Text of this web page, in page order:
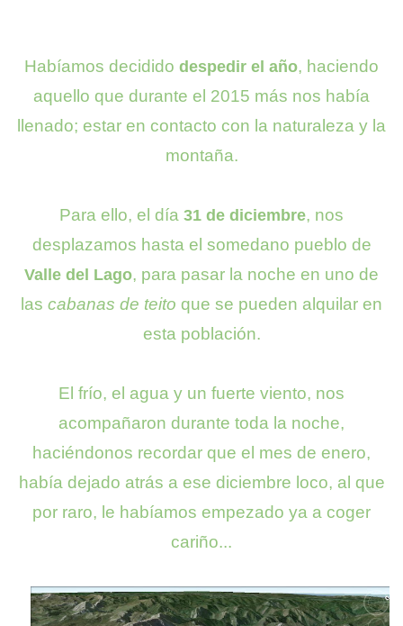
Habíamos decidido despedir el año, haciendo
aquello que durante el 2015 más nos había
llenado; estar en contacto con la naturaleza y la
montaña.
Para ello, el día 31 de diciembre, nos
desplazamos hasta el somedano pueblo de
Valle del Lago, para pasar la noche en uno de
las cabanas de teito que se pueden alquilar en
esta población.
El frío, el agua y un fuerte viento, nos
acompañaron durante toda la noche,
haciéndonos recordar que el mes de enero,
había dejado atrás a ese diciembre loco, al que
por raro, le habíamos empezado ya a coger
cariño...